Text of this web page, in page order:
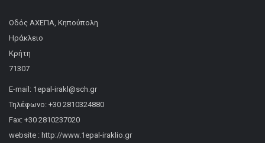
Οδός ΑΧΕΠΑ, Κηπούπολη
Ηράκλειο
Κρήτη
71307
E-mail: 1epal-irakl@sch.gr
Τηλέφωνο: +30 2810324880
Fax: +30 2810237020
website : http://www.1epal-iraklio.gr